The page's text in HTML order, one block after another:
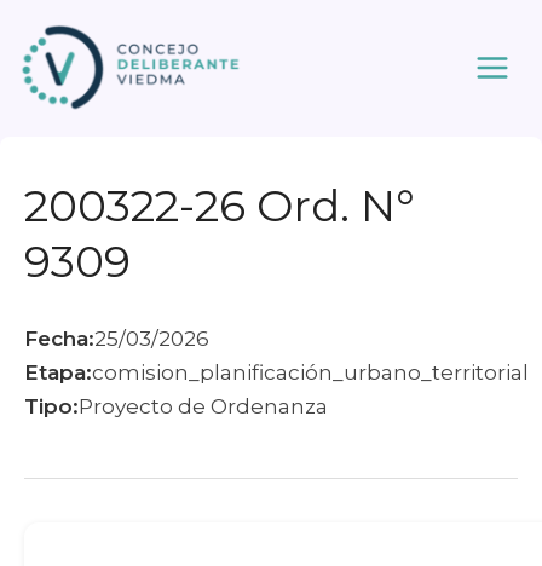
contenido
200322-26 Ord. N°
9309
Fecha:25/03/2026
Etapa:comision_planificación_urbano_territorial
Tipo:Proyecto de Ordenanza